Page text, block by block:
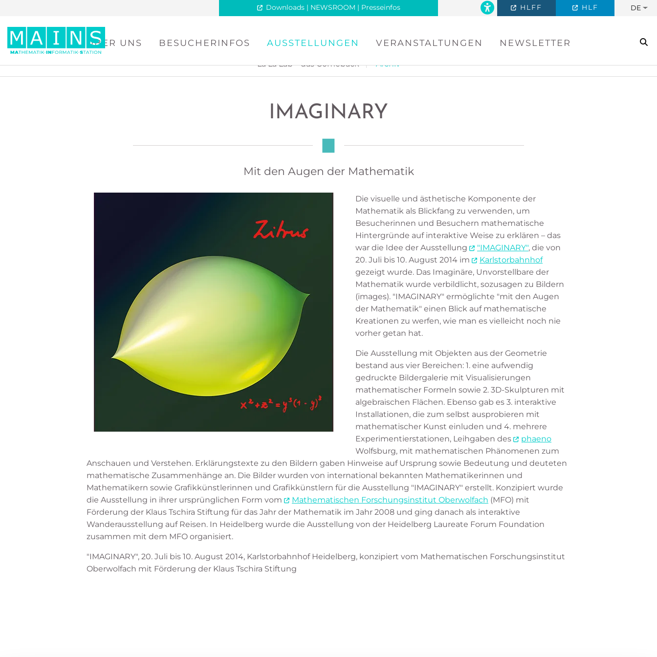
Downloads | NEWSROOM | Presseinfos DE
HLFF HLF
ÜBER UNS BESUCHERINFOS AUSSTELLUNGEN VERANSTALTUNGEN NEWSLETTER
La La Lab – das Comeback Archiv
IMAGINARY
Mit den Augen der Mathematik
Die visuelle und ästhetische Komponente der
Mathematik als Blickfang zu verwenden, um
Besucherinnen und Besuchern mathematische
Hintergründe auf interaktive Weise zu erklären – das
war die Idee der Ausstellung
"IMAGINARY", die von
20. Juli bis 10. August 2014 im
Karlstorbahnhof
gezeigt wurde. Das Imaginäre, Unvorstellbare der
Mathematik wurde verbildlicht, sozusagen zu Bildern
(images). "IMAGINARY" ermöglichte "mit den Augen
der Mathematik" einen Blick auf mathematische
Kreationen zu werfen, wie man es vielleicht noch nie
vorher getan hat.
Die Ausstellung mit Objekten aus der Geometrie
bestand aus vier Bereichen: 1. eine aufwendig
gedruckte Bildergalerie mit Visualisierungen
mathematischer Formeln sowie 2. 3D-Skulpturen mit
algebraischen Flächen. Ebenso gab es 3. interaktive
Installationen, die zum selbst ausprobieren mit
mathematischer Kunst einluden und 4. mehrere
Experimentierstationen, Leihgaben des
phaeno
Wolfsburg, mit mathematischen Phänomenen zum
Anschauen und Verstehen. Erklärungstexte zu den Bildern gaben Hinweise auf Ursprung sowie Bedeutung und deuteten
mathematische Zusammenhänge an. Die Bilder wurden von international bekannten Mathematikerinnen und
Mathematikern sowie Grafikkünstlerinnen und Grafikkünstlern für die Ausstellung "IMAGINARY" erstellt. Konzipiert wurde
die Ausstellung in ihrer ursprünglichen Form vom
Mathematischen Forschungsinstitut Oberwolfach (MFO) mit
Förderung der Klaus Tschira Stiftung für das Jahr der Mathematik im Jahr 2008 und ging danach als interaktive
Wanderausstellung auf Reisen. In Heidelberg wurde die Ausstellung von der Heidelberg Laureate Forum Foundation
zusammen mit dem MFO organisiert.
"IMAGINARY", 20. Juli bis 10. August 2014, Karlstorbahnhof Heidelberg, konzipiert vom Mathematischen Forschungsinstitut
Oberwolfach mit Förderung der Klaus Tschira Stiftung